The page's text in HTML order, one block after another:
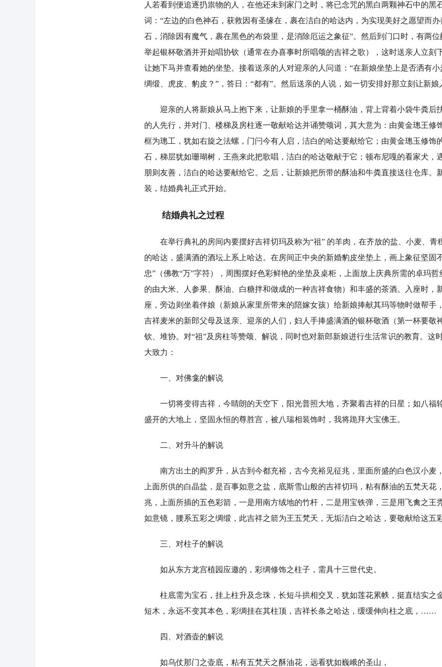
人若看到便追逐扔祟物的人，在他还未到家门之时，将已念咒的黑白两颗神石中的黑
词：“左边的白色神石，获救因有圣缘在，裹在洁白的哈达内，为实现美好之愿望而
石，消除因有魔气，裹在黑色的布袋里，是消除厄运之象征”。然后到门口时，有两位
举起银杯敬酒并开始唱协钦（通常在办喜事时所唱颂的吉祥之歌），这时送亲人立刻
让她下马并查看她的坐垫。接着送亲的人对迎亲的人问道：“在新娘坐垫上是否洒有
绸缎、虎皮、豹皮？”，答日：“都有”。然后送亲的人说，如一切安排好那立刻让新娘
迎亲的人将新娘从马上抱下来，让新娘的手里拿一桶酥油，背上背着小袋牛粪后
的人先行，并对门、楼梯及房柱逐一敬献哈达并诵赞颂词，其大意为：由黄金璁王修
框为璁工，犹如右旋之法螺，门闩今有人启，洁白的哈达要献给它；由黄金璁玉修饰
石，梯层犹如珊瑚树，王燕来此把歌唱，洁白的哈达敬献于它；顿布尼嘎的看家犬，
朋则友善，洁白的哈达要献给它。之后，让新娘把所带的酥油和牛粪直接送往仓库。
装，结婚典礼正式开始。
结婚典礼之过程
在举行典礼的房间内要摆好吉祥切玛及称为“祖” 的羊肉，在齐放的盐、小麦、青
的哈达，盛满酒的酒坛上系上哈达。在房间正中央的新婚豹皮坐垫上，画上象征坚固
忠”（佛教“万”字符），周围摆好色彩鲜艳的坐垫及桌柜，上面放上庆典所需的卓玛
的由大米、人参果、酥油、白糖拌和做成的一种吉祥食物）和丰盛的茶酒。入座时，
座，旁边则坐着伴娘（新娘从家里所带来的陪嫁女孩）给新娘捧献其玛等物时做帮手
吉祥麦米的新郎父母及送亲、迎亲的人们，妇人手捧盛满酒的银杯敬酒（第一杯要敬
钦、堆协。对“祖”及房柱等赞颂、解说，同时也对新郎新娘进行生活常识的教育。这
大致力：
一、对佛龛的解说
一切将变得吉祥，今睛朗的天空下，阳光普照大地，齐聚着吉祥的日星；如八福
盛开的大地上，坚固永恒的尊胜宫，被八瑞相装饰时，我将跪拜大宝佛王。
二、对升斗的解说
南方出土的阎罗升，从古到今都充裕，古今充裕见征兆，里面所盛的白色汉小麦
上面所供的白晶盐，是百事如意之盐，底斯雪山般的吉祥切玛，粘有酥油的五梵天花
兆，上面所插的五色彩箭，一是用南方绒地的竹杆，二是用宝铁弹，三是用飞禽之王
如意镜，腰系五彩之绸缎，此吉祥之箭为王五梵天，无垢洁白之哈达，要敬献给这五
三、对柱子的解说
如从东方龙宫植园应邀的，彩绸修饰之柱子，需具十三世代史。
柱底需为宝石，挂上柱升及念珠，长短斗拱相交叉，犹如莲花累帙，挺直结实之
短木，永远不变其本色，彩绸挂在其柱顶，吉祥长条之哈达，缓缓伸向柱之底，……
四、对酒壶的解说
如乌仗那门之壶底，粘有五梵天之酥油花，远看犹如巍峨的圣山，